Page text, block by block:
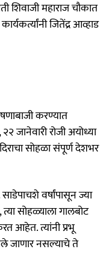
शिवाजी महाराज चौकात
जितेंद्र आव्हाड
करण्यात
जानेवारी रोजी अयोध्या
सोहळा संपूर्ण देशभर
वर्षांपासून ज्या
सोहळ्याला गालबोट
आहेत. त्यांनी प्रभू
जाणार नसल्याचे ते